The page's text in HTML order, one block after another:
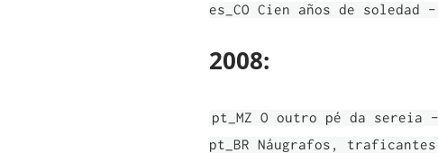
es_CO Cien años de soledad
2008:
pt_MZ O outro pé da sereia
pt_BR Náugrafos, traficantes